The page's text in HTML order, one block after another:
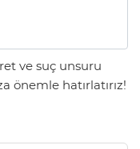
ve suç unsuru
önemle hatırlatırız!